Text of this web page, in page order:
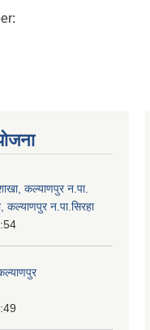
कल्याणपुर न.पा.
कल्याणपुर न.पा.सिरहा